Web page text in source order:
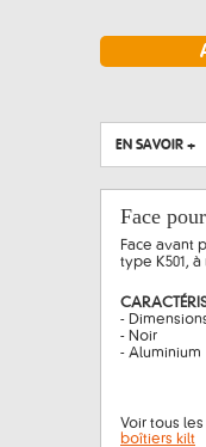
EN SAVOIR +
Face
Face avant
type K501, à
-
- Noir
- Aluminium
Voir tous
boîtiers kilt